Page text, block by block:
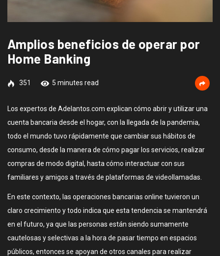
Amplios beneficios de operar por
Home Banking
351 5 minutes read
Los expertos de Adelantos.com explican cómo abrir y utilizar una
cuenta bancaria desde el hogar, con la llegada de la pandemia,
todo el mundo tuvo rápidamente que cambiar sus hábitos de
consumo, desde la manera de cómo pagar los servicios, realizar
compras de modo digital, hasta cómo interactuar con sus
familiares y amigos a través de plataformas de videollamadas.
En este contexto, las operaciones bancarias online tuvieron un
claro crecimiento y todo indica que esta tendencia se mantendrá
en el futuro, ya que las personas están siendo sumamente
cautelosas y selectivas a la hora de pasar tiempo en espacios
públicos, entonces se apoyan de otros canales para realizar